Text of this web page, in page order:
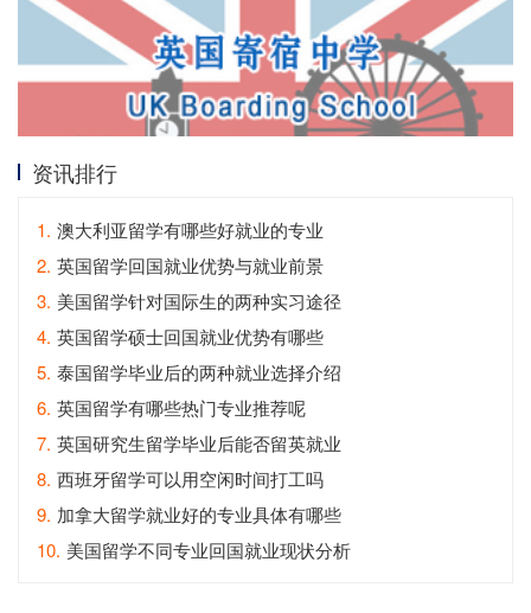
资讯排行
1. 澳大利亚留学有哪些好就业的专业
2. 英国留学回国就业优势与就业前景
3. 美国留学针对国际生的两种实习途径
4. 英国留学硕士回国就业优势有哪些
5. 泰国留学毕业后的两种就业选择介绍
6. 英国留学有哪些热门专业推荐呢
7. 英国研究生留学毕业后能否留英就业
8. 西班牙留学可以用空闲时间打工吗
9. 加拿大留学就业好的专业具体有哪些
10. 美国留学不同专业回国就业现状分析